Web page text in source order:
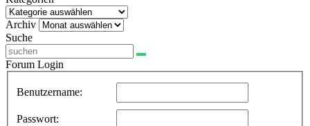
Kategorien
Archiv Archiv
Suche
Forum Login
Benutzername:
Passwort: